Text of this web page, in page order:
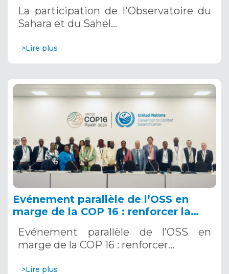
Saoudite
La participation de l'Observatoire du
Sahara et du Sahel…
>Lire plus
Evénement parallèle de l’OSS en
marge de la COP 16 : renforcer la
Systèmes d’Alerte Précoce
Multirisques. 12 décembre 2024
Evénement parallèle de l’OSS en
marge de la COP 16 : renforcer…
>Lire plus